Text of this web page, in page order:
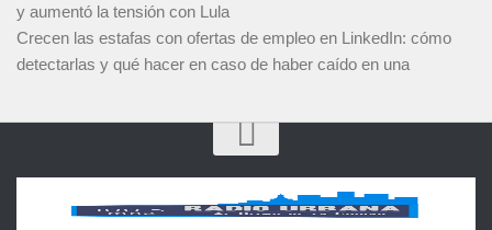
y aumentó la tensión con Lula
Crecen las estafas con ofertas de empleo en LinkedIn: cómo
detectarlas y qué hacer en caso de haber caído en una